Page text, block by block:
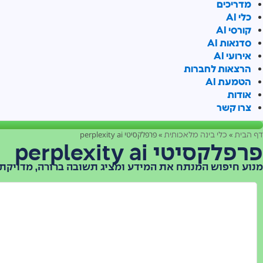
מדריכים
כלי AI
קורסי AI
סדנאות AI
אירועי AI
הרצאות לחברות
הטמעת AI
אודות
צרו קשר
דף הבית » כלי בינה מלאכותית »פרפלקסיטי perplexity ai
פרפלקסיטי perplexity ai
מנוע חיפוש המנתח את המידע ומציג תשובה ברורה,